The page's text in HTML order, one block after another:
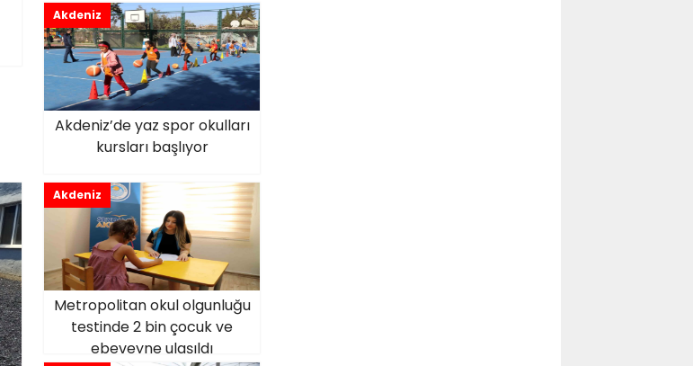
Akdeniz
Akdeniz’de yaz spor okulları
kursları başlıyor
Akdeniz
Metropolitan okul olgunluğu
testinde 2 bin çocuk ve
ebeveyne ulaşıldı